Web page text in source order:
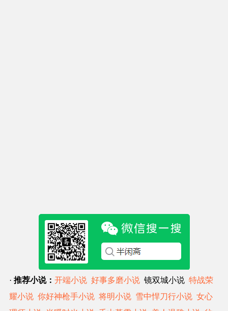
· 推荐小说： 开端小说 好事多磨小说 镜双城小说 特战荣
耀小说 你好神枪手小说 将明小说 雪中悍刀行小说 女心